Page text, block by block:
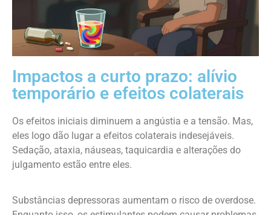
Impactos a curto prazo: alívio
temporário e efeitos colaterais
Os efeitos iniciais diminuem a angústia e a tensão. Mas,
eles logo dão lugar a efeitos colaterais indesejáveis.
Sedação, ataxia, náuseas, taquicardia e alterações do
julgamento estão entre eles.
Substâncias depressoras aumentam o risco de overdose.